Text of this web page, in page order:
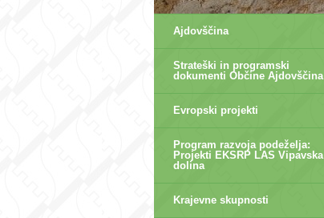
Ajdovščina
Strateški in programski
dokumenti Občine Ajdovščina
Evropski projekti
Program razvoja podeželja:
Projekti EKSRP LAS Vipavska
dolina
Krajevne skupnosti